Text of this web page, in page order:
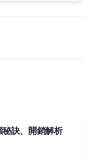
訣、開銷解析